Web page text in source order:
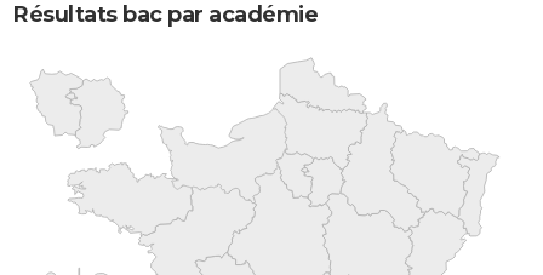
Résultats bac par académie